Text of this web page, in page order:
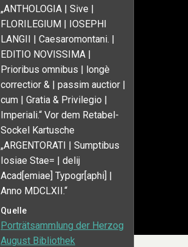
„ANTHOLOGIA | Sive |
FLORILEGIUM | IOSEPHI
LANGII | Caesaromontani. |
EDITIO NOVISSIMA |
Prioribus omnibus | longè
correctior & | passim auctior |
cum | Gratia & Privilegio |
Imperiali.“ Vor dem Retabel-
Sockel Kartusche
„ARGENTORATI | Sumptibus
Iosiae Stae= | delij
Acad[emiae] Typogr[aphi] |
Anno MDCLXII.“
Quelle
Porträtsammlung der Herzog
August Bibliothek